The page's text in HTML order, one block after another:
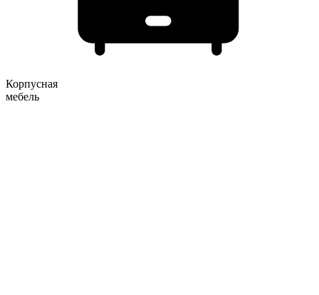
Корпусная
мебель